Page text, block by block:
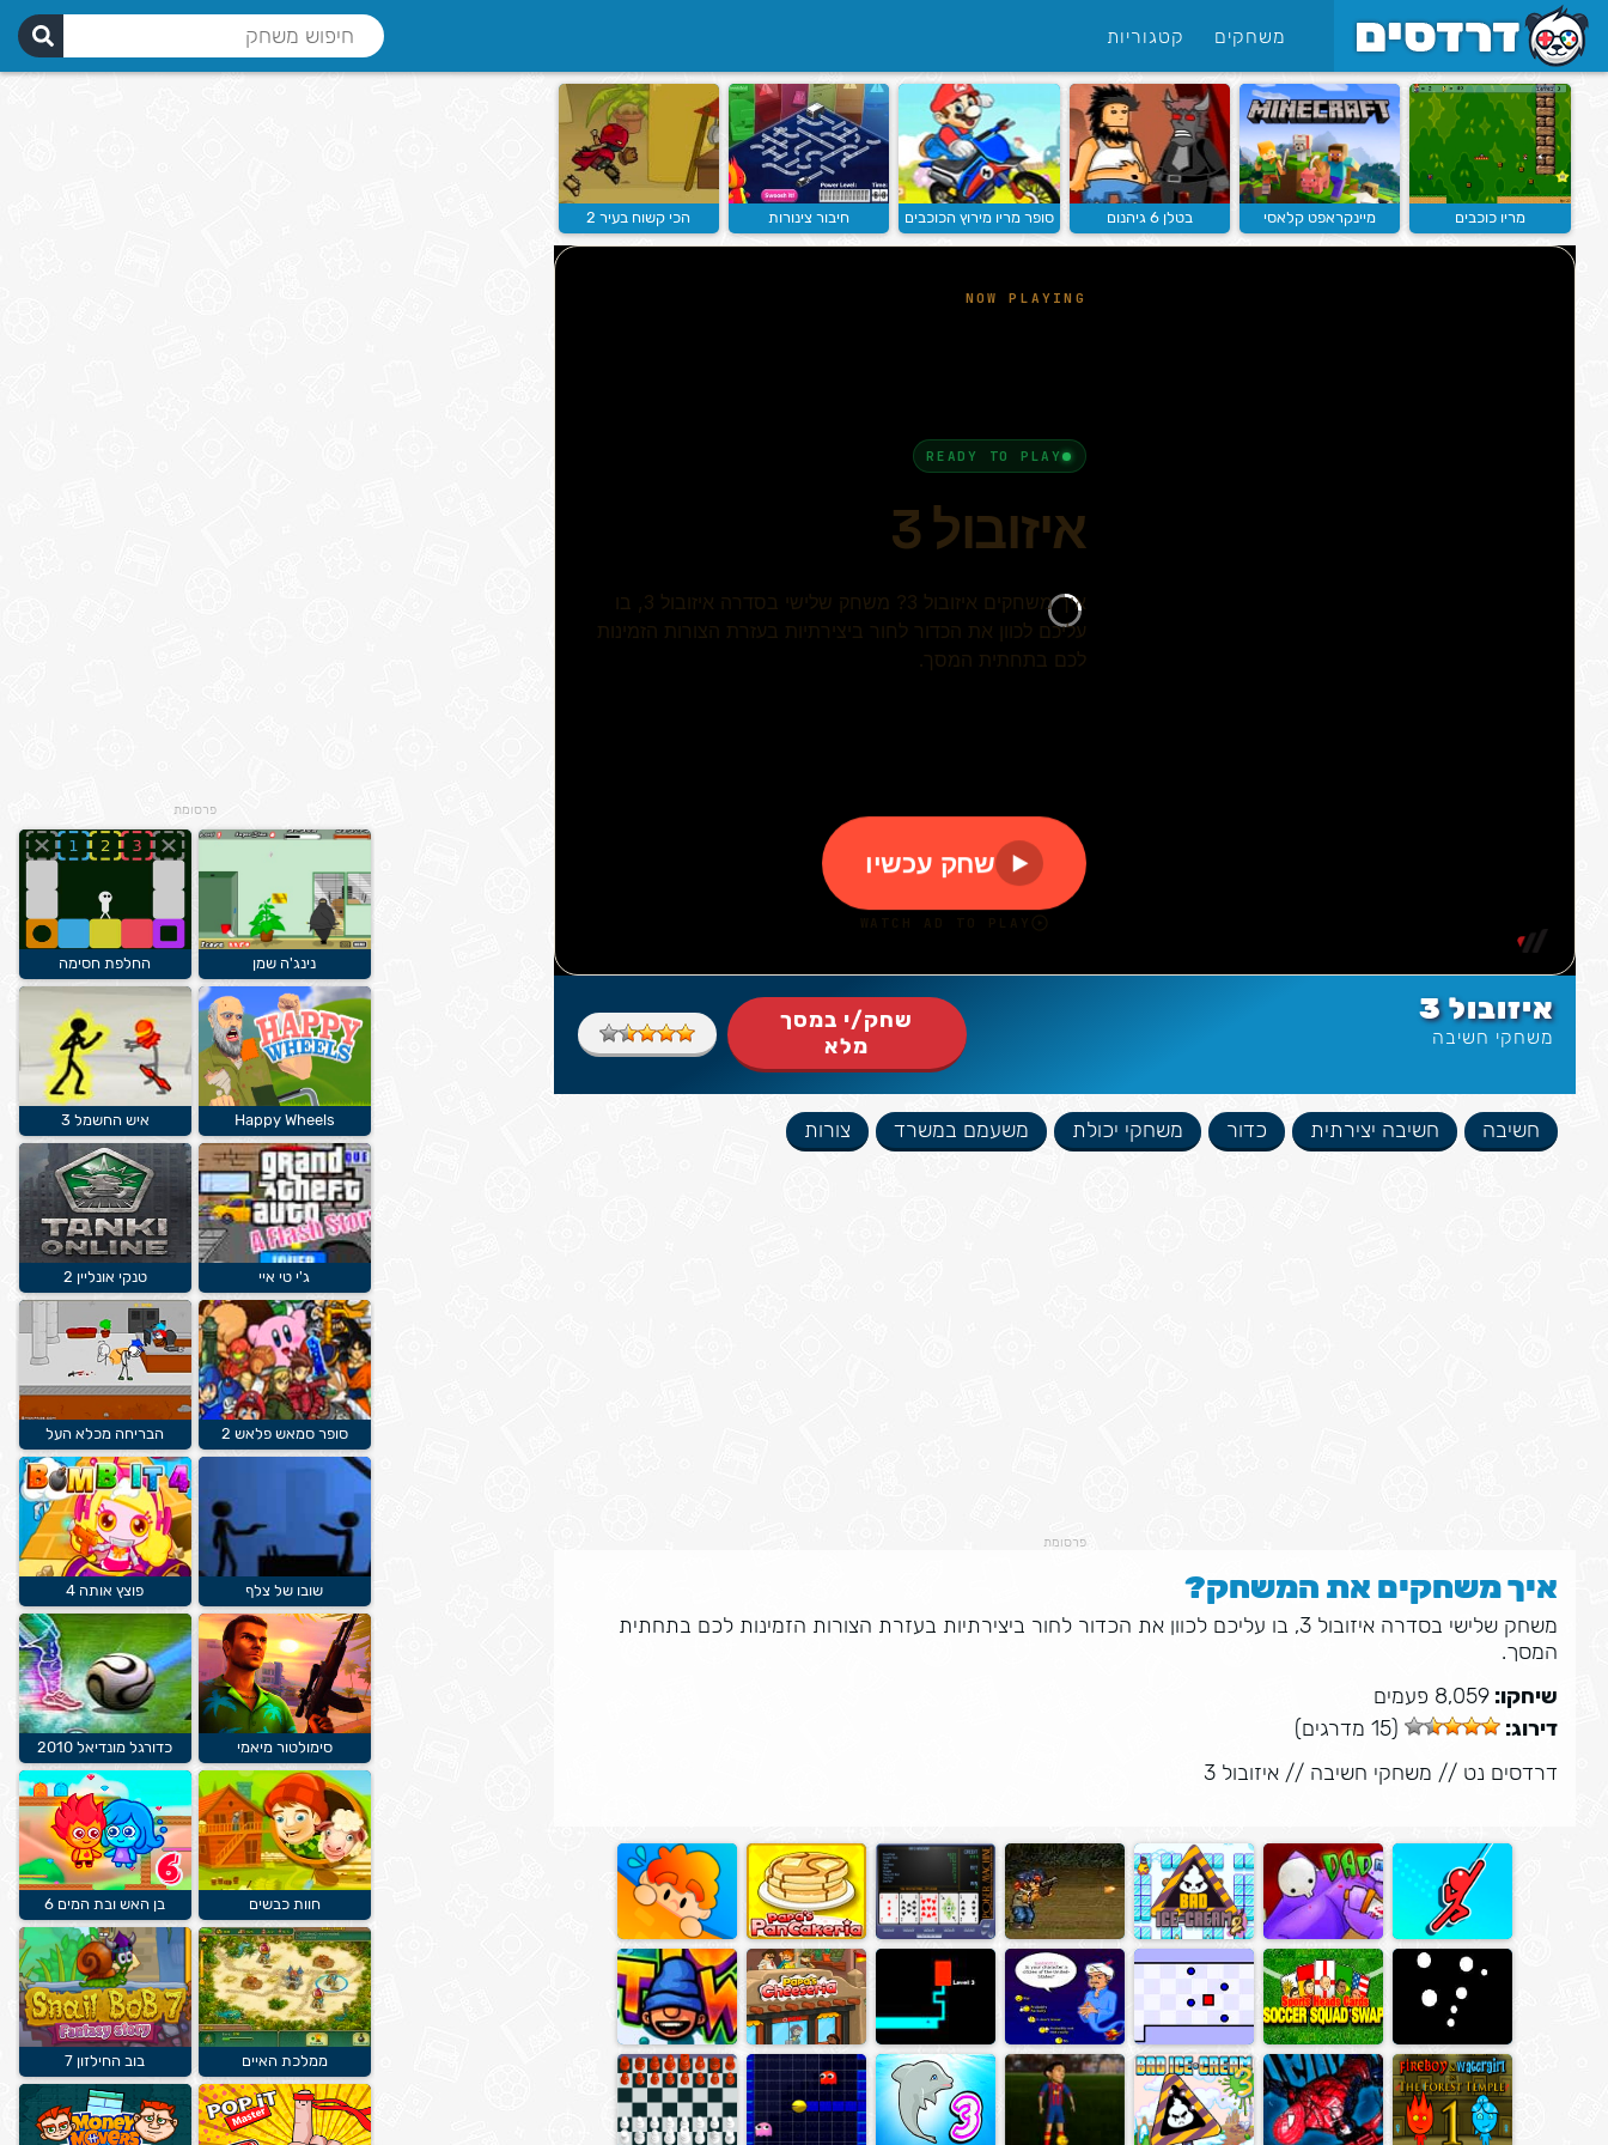
משחקים קטגוריות
מריו כוכבים מיינקראפט קלאסי בטלן 6 גיהנום סופר מריו מירוץ הכוכבים חיבור צינורות הכי קשוח בעיר 2
איזובול 3
משחקי חשיבה
שחק/י במסך
מלא
חשיבה חשיבה יצירתית כדור משחקי יכולת משעמם במשרד צורות
פרסומת
איך משחקים את המשחק?
משחק שלישי בסדרה איזובול 3, בו עליכם לכוון את הכדור לחור ביצירתיות בעזרת הצורות הזמינות לכם בתחתית
המסך.
שיחקו:8,059 פעמים
דירוג:
(15 מדרגים)
דרדסים נט // משחקי חשיבה //איזובול 3
פרסומת
נינג'ה שמן החלפת חסימה
Happy Wheels איש החשמל 3
ג'י טי איי טנקי אונליין 2
סופר סמאש פלאש 2 הבריחה מכלא העל
שובו של צלף פוצץ אותה 4
סימולטור מיאמי כדורגל מונדיאל 2010
חוות כבשים בן האש ובת המים 6
ממלכת האיים בוב החילזון 7